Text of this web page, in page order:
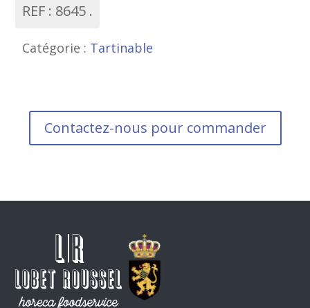
REF : 8645
Catégorie : Tartinable
Contactez-nous pour commander